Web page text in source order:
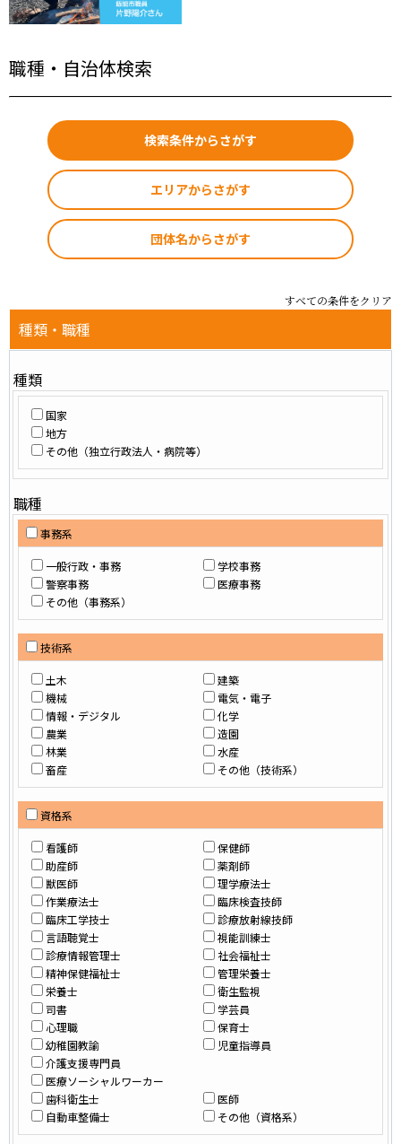
職種・自治体検索
検索条件からさがす
エリアからさがす
団体名からさがす
すべての条件をクリア
種類・職種
種類
国家
地方
その他（独立行政法人・病院等）
職種
事務系
一般行政・事務
学校事務
警察事務
医療事務
その他（事務系）
技術系
土木
建築
機械
電気・電子
情報・デジタル
化学
農業
造園
林業
水産
畜産
その他（技術系）
資格系
看護師
保健師
助産師
薬剤師
獣医師
理学療法士
作業療法士
臨床検査技師
臨床工学技士
診療放射線技師
言語聴覚士
視能訓練士
診療情報管理士
社会福祉士
精神保健福祉士
管理栄養士
栄養士
衛生監視
司書
学芸員
心理職
保育士
幼稚園教諭
児童指導員
介護支援専門員
医療ソーシャルワーカー
歯科衛生士
医師
自動車整備士
その他（資格系）